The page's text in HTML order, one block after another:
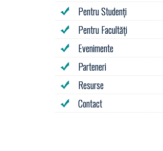
Pentru Studenți
Pentru Facultăți
Evenimente
Parteneri
Resurse
Contact